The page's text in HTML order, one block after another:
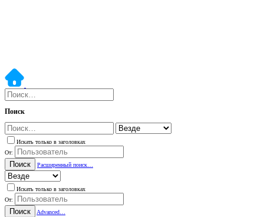
Поиск
Искать только в заголовках
От:
Поиск Расширенный поиск…
Искать только в заголовках
От:
Поиск
Advanced…